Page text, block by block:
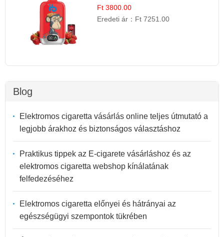
Ft 3800.00
Eredeti ár： Ft 7251.00
Blog
Elektromos cigaretta vásárlás online teljes útmutató a
legjobb árakhoz és biztonságos választáshoz
Praktikus tippek az E-cigarete vásárláshoz és az
elektromos cigaretta webshop kínálatának
felfedezéséhez
Elektromos cigaretta előnyei és hátrányai az
egészségügyi szempontok tükrében